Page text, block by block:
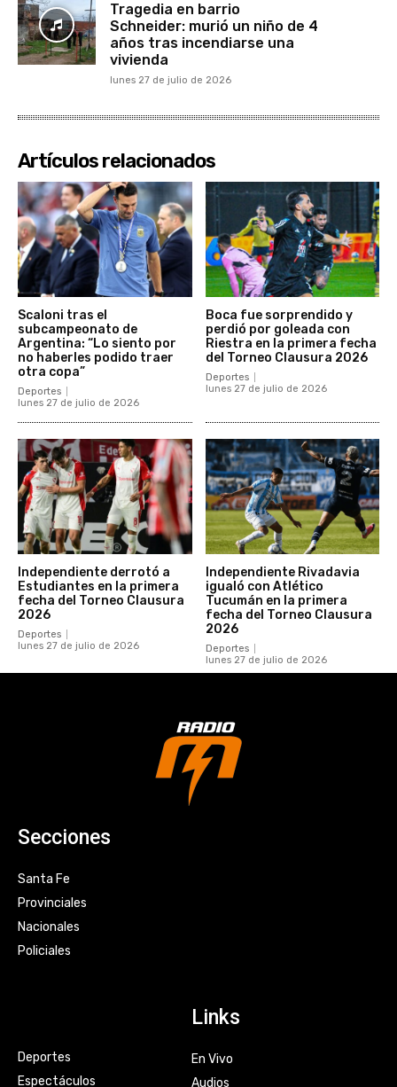
Tragedia en barrio
Schneider: murió un niño de 4
años tras incendiarse una
vivienda
lunes 27 de julio de 2026
Artículos relacionados
Scaloni tras el
subcampeonato de
Argentina: “Lo siento por
no haberles podido traer
otra copa”
Deportes
lunes 27 de julio de 2026
Boca fue sorprendido y
perdió por goleada con
Riestra en la primera fecha
del Torneo Clausura 2026
Deportes
lunes 27 de julio de 2026
Independiente derrotó a
Estudiantes en la primera
fecha del Torneo Clausura
2026
Deportes
lunes 27 de julio de 2026
Independiente Rivadavia
igualó con Atlético
Tucumán en la primera
fecha del Torneo Clausura
2026
Deportes
lunes 27 de julio de 2026
Secciones
Santa Fe
Provinciales
Nacionales
Policiales
Deportes
Espectáculos
Links
En Vivo
Audios